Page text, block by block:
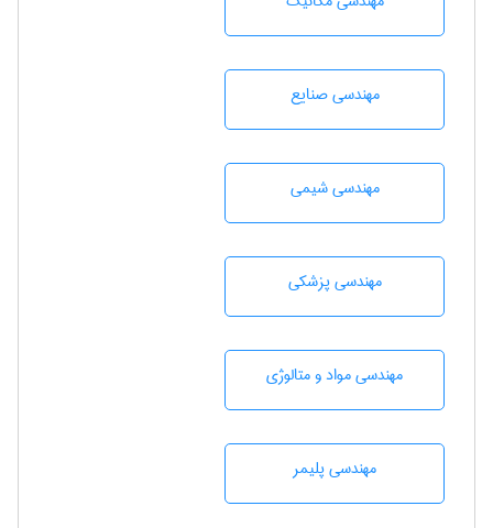
مهندسی صنايع
مهندسي شيمی
مهندسی پزشکی
مهندسی مواد و متالوژی
مهندسی پليمر